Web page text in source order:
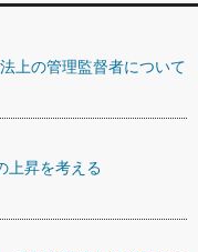
上の管理監督者について
上昇を考える